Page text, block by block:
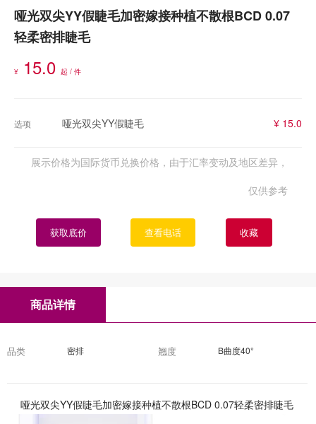
哑光双尖YY假睫毛加密嫁接种植不散根BCD 0.07
轻柔密排睫毛
¥ 15.0 起 / 件
选项 哑光双尖YY假睫毛 ¥ 15.0
展示价格为国际货币兑换价格，由于汇率变动及地区差异，
仅供参考
获取底价 查看电话 收藏
商品详情
品类 密排 翘度 B曲度40°
哑光双尖YY假睫毛加密嫁接种植不散根BCD 0.07轻柔密排睫毛